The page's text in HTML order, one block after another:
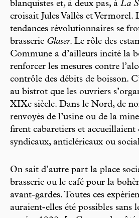
blanquistes et, à deux pas, à La
croisait Jules Vallès et Vermorel.
tendances révolutionnaires se
brasserie Glaser. Le rôle des
Commune a d’ailleurs incité la
renforcer les mesures contre
contrôle des débits de boisson.
au bistrot que les ouvriers
XIXe siècle. Dans le Nord, de
renvoyés de l’usine ou de la
firent cabaretiers et accueillaient
syndicaux, anticléricaux ou
On sait d’autre part la place
brasserie ou le café pour la
avant-gardes. Toutes ces
auraient-elles été possibles sans